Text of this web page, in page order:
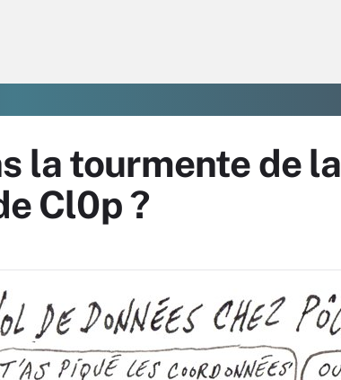
la tourmente de la
Cl0p ?